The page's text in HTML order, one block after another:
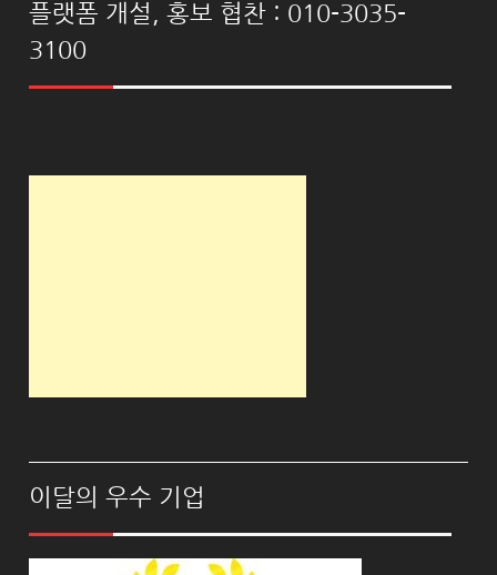
플랫폼 개설, 홍보 협찬 : 010-3035-
3100
이달의 우수 기업